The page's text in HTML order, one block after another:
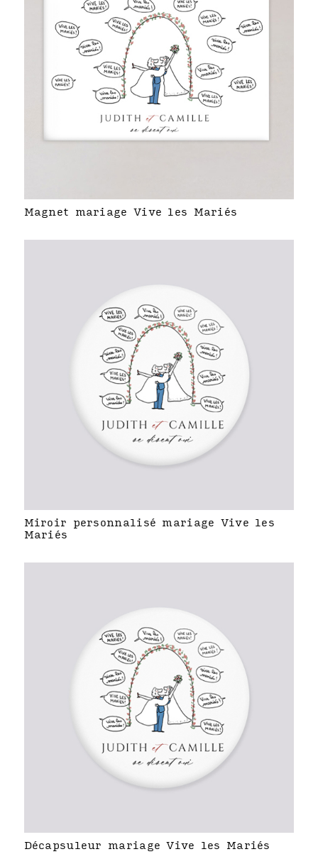
Magnet mariage Vive les Mariés
Miroir personnalisé mariage Vive les
Mariés
Décapsuleur mariage Vive les Mariés